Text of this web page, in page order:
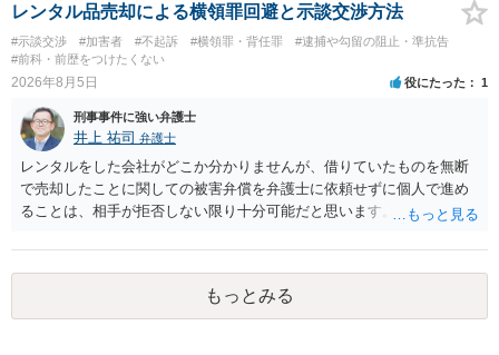
レンタル品売却による横領罪回避と示談交渉方法
#示談交渉 #加害者 #不起訴 #横領罪・背任罪
#逮捕や勾留の阻止・準抗告
#前科・前歴をつけたくない
2026年8月5日 役にたった 1
刑事事件に強い弁護士
井上 祐司 弁護士
レンタルをした会社がどこか分かりませんが、借りていたものを無断
で売却したことに関しての被害弁償を弁護士に依頼せずに個人で進め
ることは、相手が拒否しない限り十分可能だと思います。 見積を出し
か）、弁護士に法律相談において助言をもらえば足りるでしょう。
もっとみる